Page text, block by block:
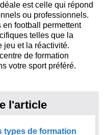
est celle qui répond
ou professionnels.
en football permettent
telles que la
jeu et la réactivité.
de formation
votre sport préféré.
l'article
types de formation